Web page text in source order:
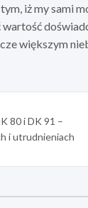
iż my sami
wartość
większym
80 i DK 91 –
i utrudnieniach